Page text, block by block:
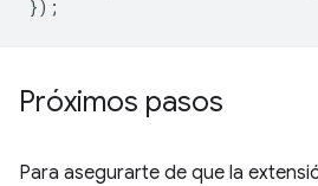
});
Próximos pasos
Para asegurarte de que la